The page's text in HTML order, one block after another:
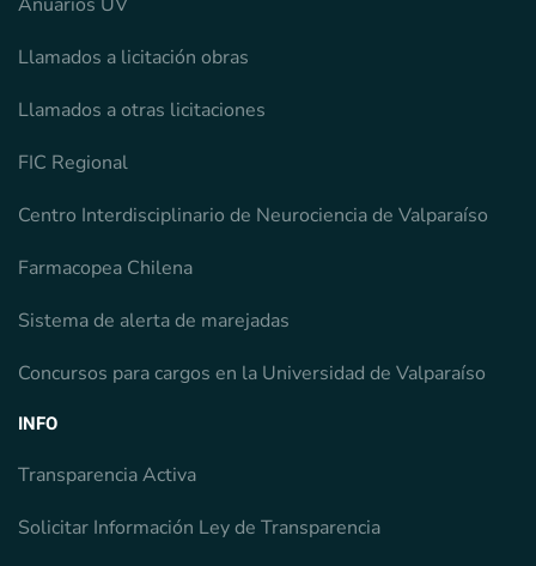
Llamados a licitación obras
Llamados a otras licitaciones
FIC Regional
Centro Interdisciplinario de Neurociencia de Valparaíso
Farmacopea Chilena
Sistema de alerta de marejadas
Concursos para cargos en la Universidad de Valparaíso
INFO
Transparencia Activa
Solicitar Información Ley de Transparencia